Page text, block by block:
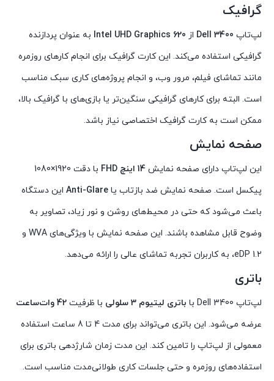
گرافیک
لپ‌تاپ Dell 3400 از Intel UHD Graphics 620 به عنوان پردازنده
گرافیکی استفاده می‌کند. این کارت گرافیک برای انجام کارهای روزمره
مانند تماشای فیلم، مرور وب، و انجام پروژه‌های کاری سبک مناسب
است. البته برای کارهای گرافیکی سنگین‌تر یا بازی‌های با گرافیک بالا،
ممکن است به کارت گرافیک اختصاصی نیاز باشد.
صفحه نمایش
این لپ‌تاپ دارای صفحه نمایش 14 اینچ FHD
با دقت 1920×1080
پیکسل است. صفحه نمایش ضد بازتاب یا Anti-Glare این دستگاه
باعث می‌شود که حتی در محیط‌های روشن و نور زیاد، تصاویر به
وضوح قابل مشاهده باشند. این صفحه نمایش با ویژگی‌های WVA و
eDP 1.2، به کاربران تجربه تماشای عالی را ارائه می‌دهد.
باتری
لپ‌تاپ Dell 3400 با باتری لیتیوم 3 سلولی با ظرفیت 42 وات‌ساعت
عرضه می‌شود. این باتری می‌تواند برای مدت 4 تا 8 ساعت استفاده
معمولی از لپ‌تاپ را تامین کند. این مدت زمان شارژدهی باتری برای
استفاده‌های روزمره و حتی جلسات کاری طولانی‌مدت مناسب است.